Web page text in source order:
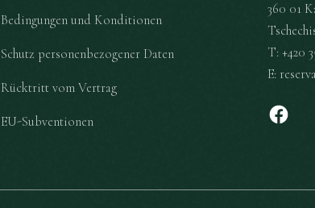
Bedingungen und Konditionen
Schutz personenbezogener Daten
Rücktritt vom Vertrag
EU-Subventionen
360 01
T: +420
E: